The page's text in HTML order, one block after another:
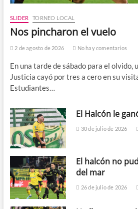
SLIDER TORNEO LOCAL
Nos pincharon el vuelo
2 de agosto de 2026 No hay comentarios
En una tarde de sábado para el olvido,
Justicia cayó por tres a cero en su
Estudiantes…
El Halcón le
30 de julio de 2026
El halcón no
del mar
26 de julio de 2026